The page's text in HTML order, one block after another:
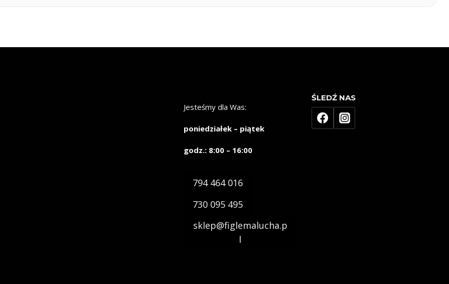
Jesteśmy dla Was:
poniedziałek – piątek
godz.: 8:00 – 16:00
794 464 016
730 095 495
sklep@figlemalucha.p
l
ŚLEDŹ NAS